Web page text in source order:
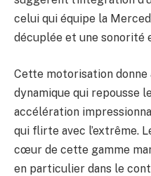
celui qui équipe la
décuplée et une sonorité
Cette motorisation donne
dynamique qui repousse
accélération
qui flirte avec l’extrême.
cœur de cette gamme
en particulier dans le